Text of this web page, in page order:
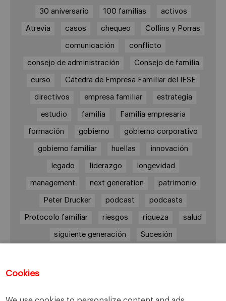
Cookies
30 aniversario 100 familias activos
Atrevia casos chequeo Collins y Porras
comunicación conflicto
consejo de administración Consejo de familia
curso Cátedra de Empresa Familiar del IESE
directivos empresa familiar estrategia
estudio familia Familia empresaria
formación gobierno gobierno corporativo
gobierno familiar huellas innovación
legado liderazgo longevidad
management next generation patrimonio
Peter Drucker podcast podcasts
Protocolo familiar riesgos riqueza salud
siguiente generación Sucesión